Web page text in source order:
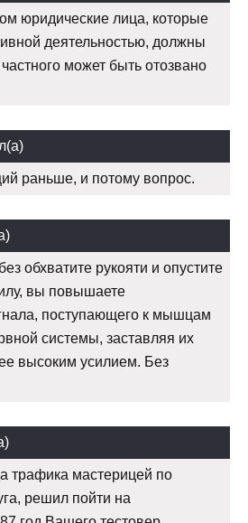
юридические лица, которые
деятельностью, должны
может быть отозвано
раньше, и потому вопрос.
обхватите рукояти и опустите
вы повышаете
поступающего к мышцам
системы, заставляя их
высоким усилием. Без
трафика мастерицей по
решил пойти на